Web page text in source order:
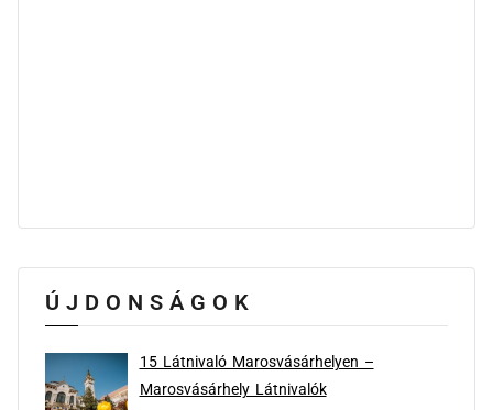
ÚJDONSÁGOK
15 Látnivaló Marosvásárhelyen –
Marosvásárhely Látnivalók